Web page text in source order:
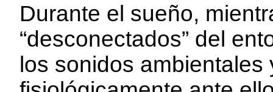
Durante el sueño,
“desconectados” del
los sonidos ambientales